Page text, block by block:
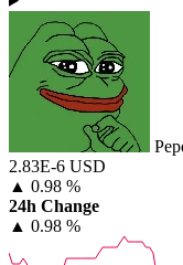
2.83E-6 USD
▲ 0.98 %
24h Change
▲ 0.98 %